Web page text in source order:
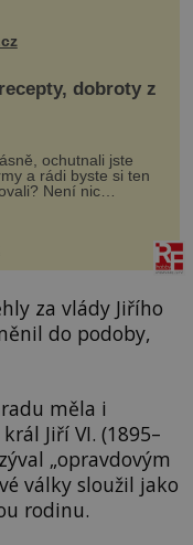
st...
dobroty z
ochutnali jste
a rádi byste si ten
Není nic
(10 porcí)
na dovolené v
lze ji vi...
za vlády Jiřího
do podoby,
měla i
Jiří VI. (1895–
„opravdovým
války sloužil jako
rodinu.